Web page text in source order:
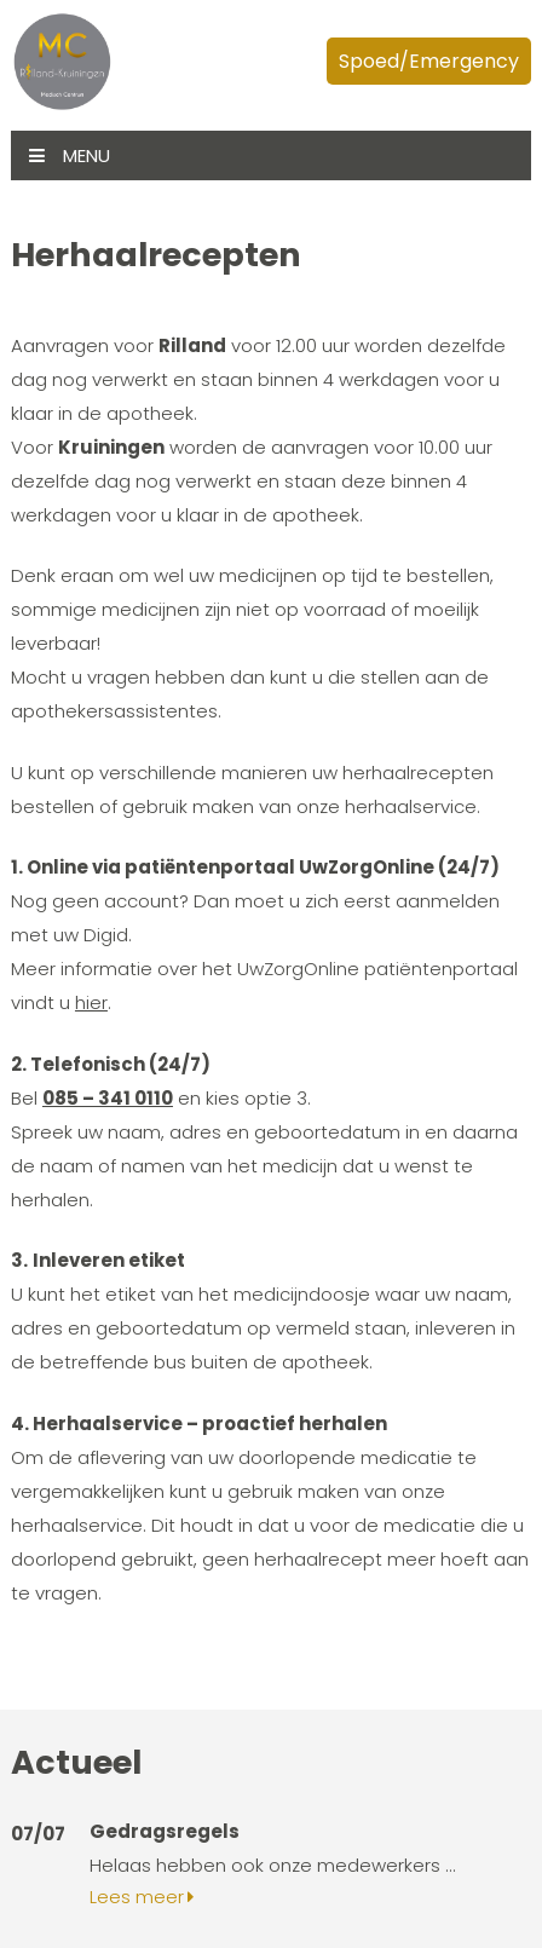
Spoed/Emergency
MENU
Herhaalrecepten
Aanvragen voor Rilland voor 12.00 uur worden dezelfde
dag nog verwerkt en staan binnen 4 werkdagen voor u
klaar in de apotheek.
Voor Kruiningenworden de aanvragen voor 10.00 uur
dezelfde dag nog verwerkt en staan deze binnen 4
werkdagen voor u klaar in de apotheek.
Denk eraan om wel uw medicijnen op tijd te bestellen,
sommige medicijnen zijn niet op voorraad of moeilijk
leverbaar!
Mocht u vragen hebben dan kunt u die stellen aan de
apothekersassistentes.
U kunt op verschillende manieren uw herhaalrecepten
bestellen of gebruik maken van onze herhaalservice.
1. Online via patiëntenportaal UwZorgOnline (24/7)
Nog geen account? Dan moet u zich eerst aanmelden
met uw Digid.
Meer informatie over het UwZorgOnline patiëntenportaal
vindt u hier.
2. Telefonisch (24/7)
Bel 085 – 341 0110en kies optie 3.
Spreek uw naam, adres en geboortedatum in en daarna
de naam of namen van het medicijn dat u wenst te
herhalen.
3. Inleveren etiket
U kunt het etiket van het medicijndoosje waar uw naam,
adres en geboortedatum op vermeld staan, inleveren in
de betreffende bus buiten de apotheek.
4. Herhaalservice – proactief herhalen
Om de aflevering van uw doorlopende medicatie te
vergemakkelijken kunt u gebruik maken van onze
herhaalservice. Dit houdt in dat u voor de medicatie die u
doorlopend gebruikt, geen herhaalrecept meer hoeft aan
te vragen.
Actueel
07/07
Gedragsregels
Helaas hebben ook onze medewerkers ...
Lees meer